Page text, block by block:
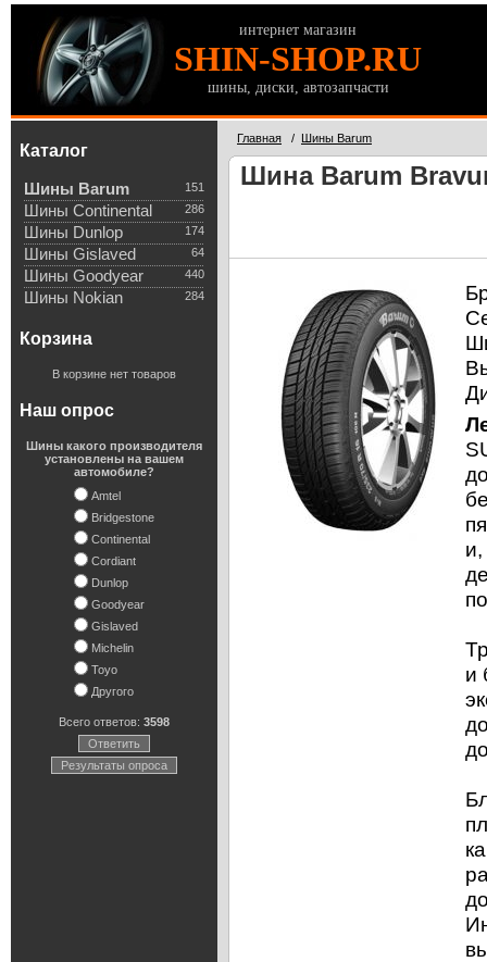
интернет магазин
SHIN-SHOP.RU
шины, диски, автозапчасти
Каталог
151
Шины Barum
286
Шины Continental
174
Шины Dunlop
64
Шины Gislaved
440
Шины Goodyear
284
Шины Nokian
Корзина
В корзине нет товаров
Наш опрос
Шины какого производителя
установлены на вашем
автомобиле?
Amtel
Bridgestone
Continental
Cordiant
Dunlop
Goodyear
Gislaved
Michelin
Toyo
Другого
Всего ответов: 3598
Ответить
Результаты опроса
Главная / Шины Barum
Шина Barum
и